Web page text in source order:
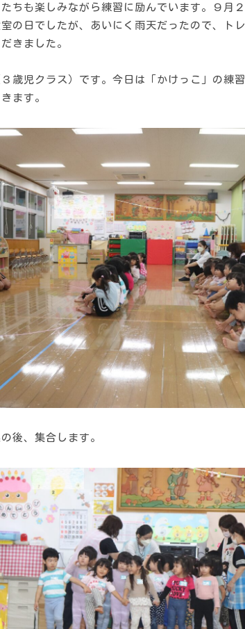
ちも楽しみながら練習に励んでいます。９月
の日でしたが、あいにく雨天だったので、ト
きました。
歳児クラス）です。今日は「かけっこ」の練
ます。
後、集合します。
1日のスケジュール
情報公開